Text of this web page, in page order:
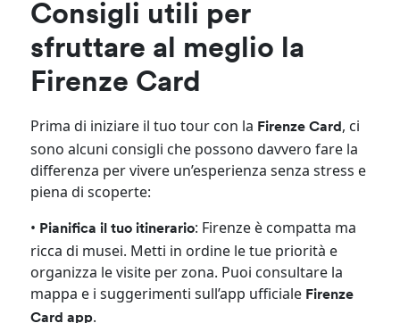
Consigli utili per
sfruttare al meglio la
Firenze Card
Prima di iniziare il tuo tour con la Firenze Card , ci
sono alcuni consigli che possono davvero fare la
differenza per vivere un’esperienza senza stress e
piena di scoperte:
• Pianifica il tuo itinerario: Firenze è compatta ma
ricca di musei. Metti in ordine le tue priorità e
organizza le visite per zona. Puoi consultare la
mappa e i suggerimenti sull’app ufficiale Firenze
Card app.